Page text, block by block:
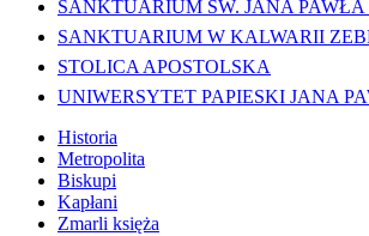
SANKTUARIUM ŚW. JANA PAWŁA
SANKTUARIUM W KALWARII
STOLICA APOSTOLSKA
UNIWERSYTET PAPIESKI JANA
Historia
Metropolita
Biskupi
Kapłani
Zmarli księża